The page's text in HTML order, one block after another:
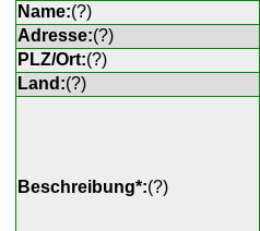
Name:(?)
Adresse:(?)
PLZ/Ort:(?)
Land:(?)
Beschreibung*:(?)